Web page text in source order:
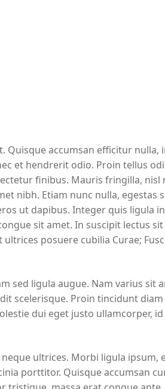
Quisque accumsan efficitur nulla,
et hendrerit odio. Proin tellus
finibus. Mauris fringilla, nisl
nibh. Etiam nunc nulla, egestas
ut dapibus. Integer quis ligula
sit amet. In suscipit lectus
posuere cubilia Curae;
sed ligula augue. Nam varius sit
scelerisque. Proin tincidunt
dui eget justo ullamcorper,
ultrices. Morbi ligula ipsum,
porttitor. Quisque accumsan